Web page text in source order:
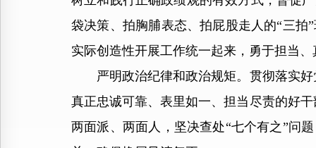
袋决策、拍胸脯表态、拍屁股走人的“三
实际创造性开展工作统一起来，勇于担当
严明政治纪律和政治规矩。贯彻落实好
真正忠诚可靠、表里如一、担当尽责的好
两面派、两面人，坚决查处“七个有之”问